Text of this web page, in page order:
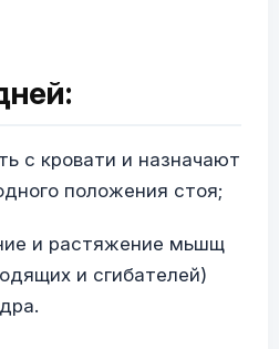
с кровати и назначают
положения стоя;
и растяжение мьшщ
и сгибателей)